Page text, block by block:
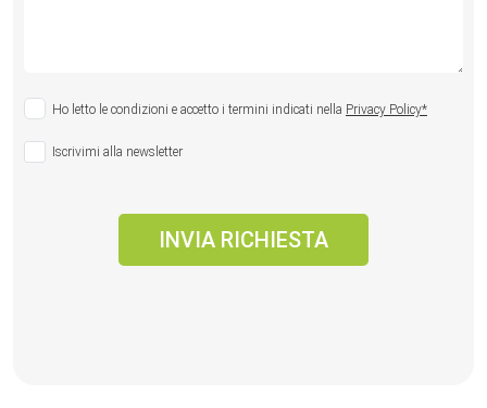
Ho letto le condizioni e accetto i termini indicati nella Privacy Policy*
Iscrivimi alla newsletter